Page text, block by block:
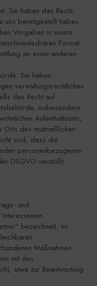
Sie haben das Recht,
uns bereitgestellt haben,
Vorgaben in einem
Format
an einen anderen
Sie haben
verwaltungsrechtlichen
das Recht auf
insbesondere
Aufenthaltsorts,
des mutmaßlichen
sind, dass die
personenbezogenen
DSGVO verstößt.
und
bezeichnet), im
Maßnahmen
mit den
etwa zur Beantwortung